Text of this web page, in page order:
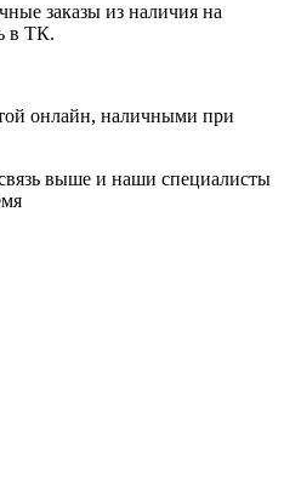
заказы из наличия на
в ТК.
онлайн, наличными при
выше и наши специалисты